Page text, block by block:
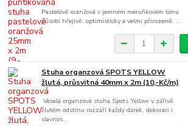
Pastelově oranžová v jemném meruňkovém tónu
působí hřejivě, optimisticky a velmi přirozeně. ...
Stuha organzová SPOTS YELLOW
žlutá, průsvitná 40mm x 2m (10,-Kč/m)
Veselá organzová stuha Spots Yellow v zářivě
žlutém odstínu rozzáří každý dárek, dekoraci i
slavnos...